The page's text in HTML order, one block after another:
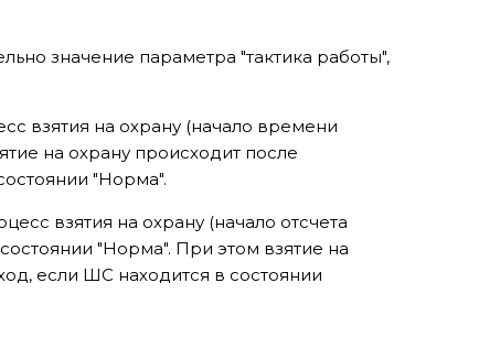
значение параметра "тактика работы",
взятия на охрану (начало времени
на охрану происходит после
"Норма".
взятия на охрану (начало отсчета
"Норма". При этом взятие на
если ШС находится в состоянии